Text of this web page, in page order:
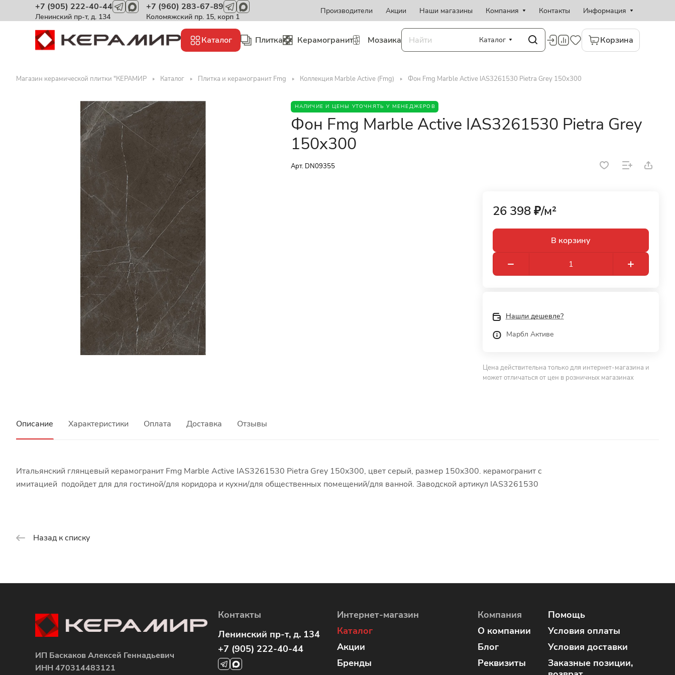
+7 (905) 222-40-44
Ленинский пр-т, д. 134
+7 (960) 283-67-89
Коломяжский пр. 15, корп 1
Производители Акции Наши магазины Компания Контакты Информация
Каталог Плитка Керамогранит Мозаика Каталог Корзина
Магазин керамической плитки "КЕРАМИР Каталог Плитка и керамогранит Fmg Коллекция Marble Active (Fmg) Фон Fmg Marble Active IAS3261530 Pietra Grey 150x300
НАЛИЧИЕ И ЦЕНЫ УТОЧНЯТЬ У МЕНЕДЖЕРОВ
Фон Fmg Marble Active IAS3261530 Pietra Grey
150x300
Арт. DN09355
26 398 ₽/м²
В корзину
Нашли дешевле?
Марбл Активе
Цена действительна только для интернет-магазина и
может отличаться от цен в розничных магазинах
Описание Характеристики Оплата Доставка Отзывы
Итальянский глянцевый керамогранит Fmg Marble Active IAS3261530 Pietra Grey 150x300, цвет серый, размер 150x300. керамогранит с
имитацией подойдет для для гостиной/для коридора и кухни/для общественных помещений/для ванной. Заводской артикул IAS3261530
Назад к списку
ИП Баскаков Алексей Геннадьевич
ИНН 470314483121
Контакты
Ленинский пр-т, д. 134
+7 (905) 222-40-44
Интернет-магазин
Каталог
Акции
Бренды
Компания
О компании
Блог
Реквизиты
Помощь
Условия оплаты
Условия доставки
Заказные позиции,